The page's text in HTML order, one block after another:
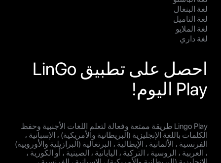
لغة البنغال
لغة التاميل
لغة الملايو
لغة داري
احصل على تطبيق LinGo
Play اليوم!
Lingo Play طريقة ممتعة وفعالة لتعلم اللغات الأجنبية وحفظ
الكلمات باللغة الإنجليزية (البريطانية والأمريكية) ، الإسبانية ،
الفرنسية ، الألمانية ، الإيطالية ، البرتغالية (البرازيلية والأوروبية)
، العربية ، الروسية ، التركية ، اليابانية ، الصينية ، أو الكورية ،